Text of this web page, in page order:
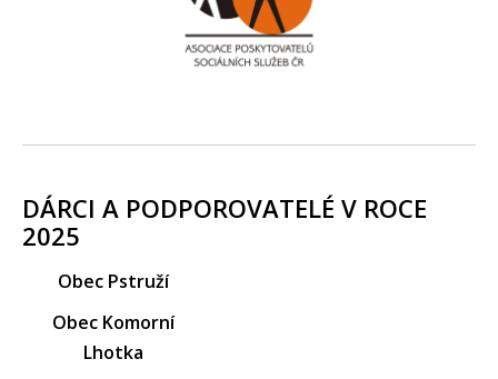
DÁRCI A PODPOROVATELÉ V ROCE
2025
Obec Pstruží
Obec Komorní
Lhotka